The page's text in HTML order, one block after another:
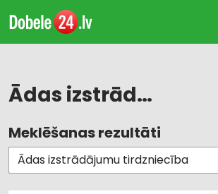
Ādas izstrādājumu tirdzniecība
Visas nozares
Apgaismes tehnikas tirdzniecība
Meklēšanas rezultāti